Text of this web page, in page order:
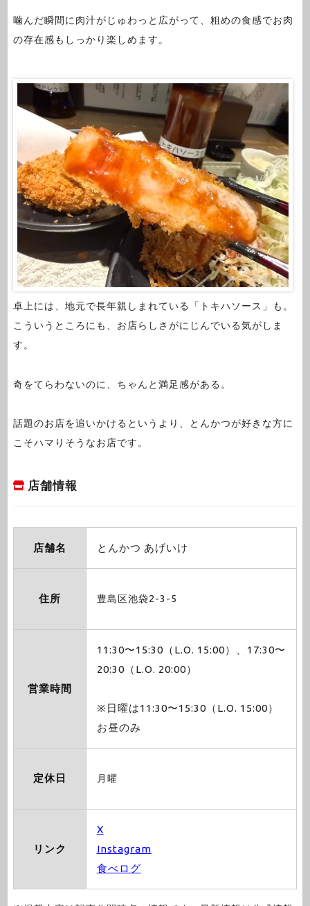
噛んだ瞬間に肉汁がじゅわっと広がって、粗めの食感でお肉
の存在感もしっかり楽しめます。
卓上には、地元で長年親しまれている「トキハソース」も。
こういうところにも、お店らしさがにじんでいる気がしま
す。
奇をてらわないのに、ちゃんと満足感がある。
話題のお店を追いかけるというより、とんかつが好きな方に
こそハマりそうなお店です。
店舗情報
店舗名 とんかつ あげいけ
住所 豊島区池袋2-3-5
営業時間
11:30〜15:30（L.O. 15:00）、17:30〜
20:30（L.O. 20:00）
※日曜は11:30〜15:30（L.O. 15:00）
お昼のみ
定休日 月曜
リンク
X
Instagram
食べログ